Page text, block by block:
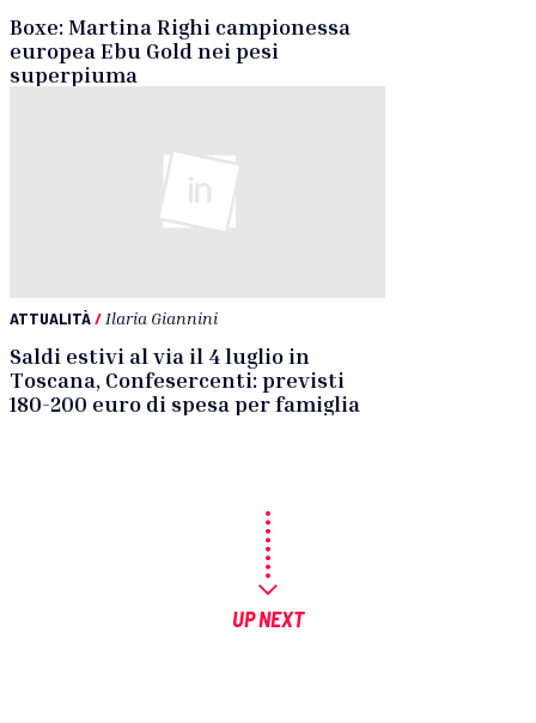
Boxe: Martina Righi campionessa
europea Ebu Gold nei pesi
superpiuma
ATTUALITÀ/ Ilaria Giannini
Saldi estivi al via il 4 luglio in
Toscana, Confesercenti: previsti
180-200 euro di spesa per famiglia
UP NEXT